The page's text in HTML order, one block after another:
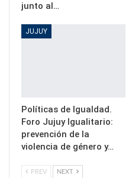
junto al…
JUJUY
Políticas de Igualdad.
Foro Jujuy Igualitario:
prevención de la
violencia de género y…
PREV NEXT